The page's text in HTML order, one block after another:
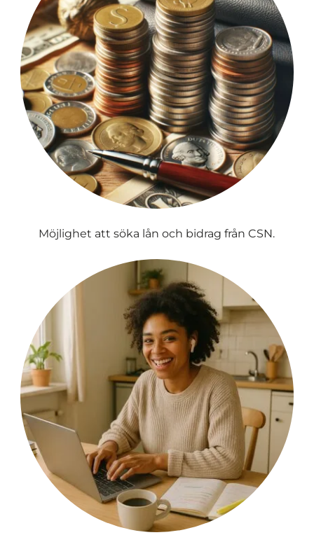
Möjlighet att söka lån och bidrag från CSN.